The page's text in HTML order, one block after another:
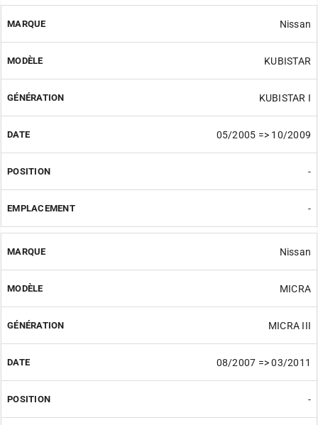
Nissan
KUBISTAR
KUBISTAR I
05/2005 => 10/2009
-
-
Nissan
MICRA
MICRA III
08/2007 => 03/2011
-